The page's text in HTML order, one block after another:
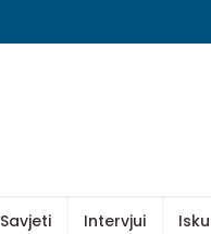
Savjeti Intervjui